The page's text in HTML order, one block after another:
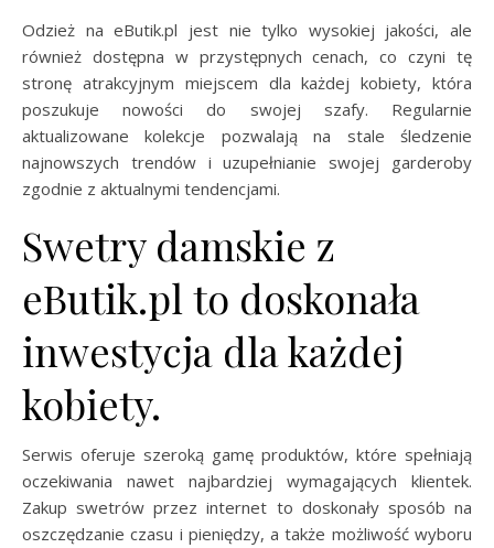
Odzież na eButik.pl jest nie tylko wysokiej jakości, ale
również dostępna w przystępnych cenach, co czyni tę
stronę atrakcyjnym miejscem dla każdej kobiety, która
poszukuje nowości do swojej szafy. Regularnie
aktualizowane kolekcje pozwalają na stale śledzenie
najnowszych trendów i uzupełnianie swojej garderoby
zgodnie z aktualnymi tendencjami.
Swetry damskie z
eButik.pl to doskonała
inwestycja dla każdej
kobiety.
Serwis oferuje szeroką gamę produktów, które spełniają
oczekiwania nawet najbardziej wymagających klientek.
Zakup swetrów przez internet to doskonały sposób na
oszczędzanie czasu i pieniędzy, a także możliwość wyboru